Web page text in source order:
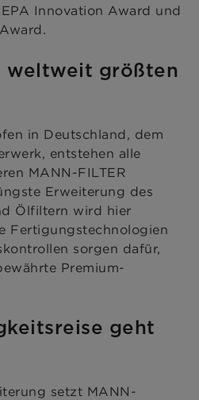
Innovation Award und
weltweit größten
in Deutschland, dem
entstehen alle
MANN-FILTER
Erweiterung des
Ölfiltern wird hier
Fertigungstechnologien
sorgen dafür,
Premium-
geht
setzt MANN-